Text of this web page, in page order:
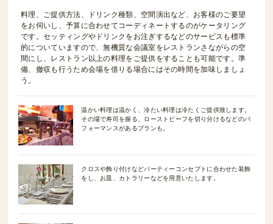
料理、ご提供方法、ドリンク種類、空間演出など、お客様のご要望
をお伺いし、予算に合わせてコーディネートするのがケータリング
です。セッティングやドリンクをお注ぎするなどのサービスも標準
的についていますので、無機質な会議室をレストランさながらの空
間にし、レストラン以上の料理をご提供をすることも可能です。準
備、撤収も行うため会場を借りる場合にはその時間を加味しましょ
う。
温かい料理は温かく、冷たい料理は冷たくご提供致します。
その場で寿司を握る、ローストビーフを切り分けるなどのパ
フォーマンスがあるプランも。
クロスや飾り付けなどパーティーコンセプトに合わせた装飾
をし、お皿、カトラリーなどを用意いたします。